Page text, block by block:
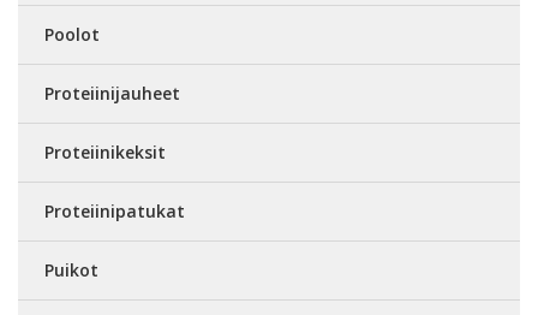
Poolot
Proteiinijauheet
Proteiinikeksit
Proteiinipatukat
Puikot